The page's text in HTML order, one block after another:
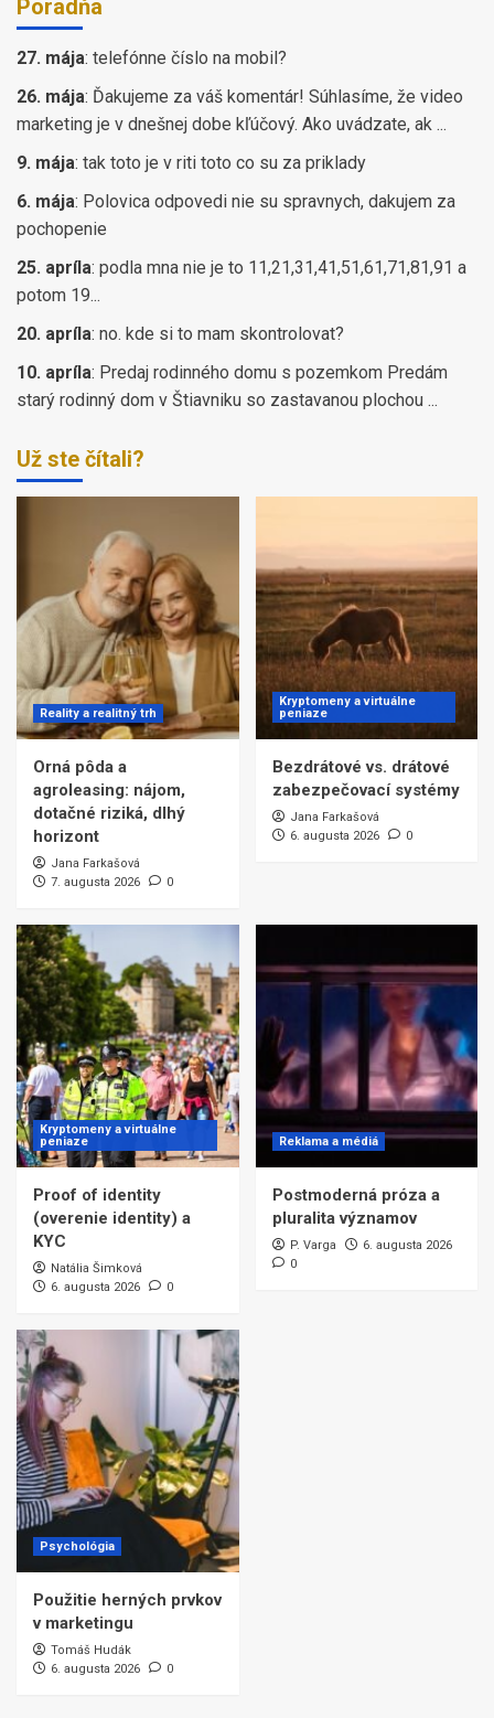
Poradňa
27. mája: telefónne číslo na mobil?
26. mája: Ďakujeme za váš komentár! Súhlasíme, že video
marketing je v dnešnej dobe kľúčový. Ako uvádzate, ak ...
9. mája: tak toto je v riti toto co su za priklady
6. mája: Polovica odpovedi nie su spravnych, dakujem za
pochopenie
25. apríla: podla mna nie je to 11,21,31,41,51,61,71,81,91 a
potom 19...
20. apríla: no. kde si to mam skontrolovat?
10. apríla: Predaj rodinného domu s pozemkom Predám
starý rodinný dom v Štiavniku so zastavanou plochou ...
Už ste čítali?
Reality a realitný trh
Orná pôda a
agroleasing: nájom,
dotačné riziká, dlhý
horizont
Jana Farkašová
7. augusta 2026
0
Kryptomeny a virtuálne
peniaze
Bezdrátové vs. drátové
zabezpečovací systémy
Jana Farkašová
6. augusta 2026
0
Kryptomeny a virtuálne
peniaze
Proof of identity
(overenie identity) a
KYC
Natália Šimková
6. augusta 2026
0
Reklama a médiá
Postmoderná próza a
pluralita významov
P. Varga
6. augusta 2026
0
Psychológia
Použitie herných prvkov
v marketingu
Tomáš Hudák
6. augusta 2026
0